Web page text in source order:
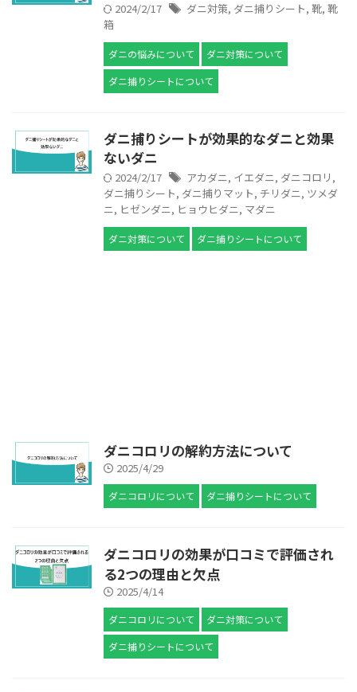
2024/2/17 ダニ対策, ダニ捕りシート, 靴, 靴
箱
ダニの悩みについて
ダニ対策について
ダニ捕りシートについて
ダニ捕りシートが効果的なダニと効果
ないダニ
2024/2/17 アカダニ, イエダニ, ダニコロリ ,
ダニ捕りシート, ダニ捕りマット, チリダニ, ツメダ
ニ, ヒゼンダニ, ヒョウヒダニ, マダニ
ダニ対策について ダニ捕りシートについて
ダニコロリの解約方法について
2025/4/29
ダニコロリについて ダニ捕りシートについて
ダニコロリの効果が口コミで評価され
る2つの理由と欠点
2025/4/14
ダニコロリについて
ダニ対策について
ダニ捕りシートについて